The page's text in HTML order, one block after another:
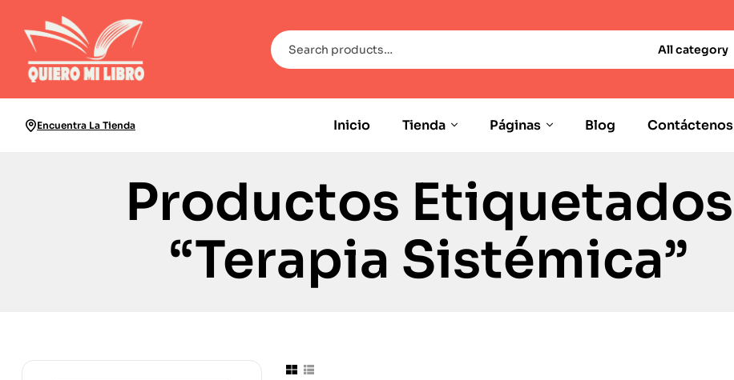
All category
Encuentra La Tienda Inicio Tienda Páginas Blog Contáctenos
Productos Etiquetados
“Terapia Sistémica”